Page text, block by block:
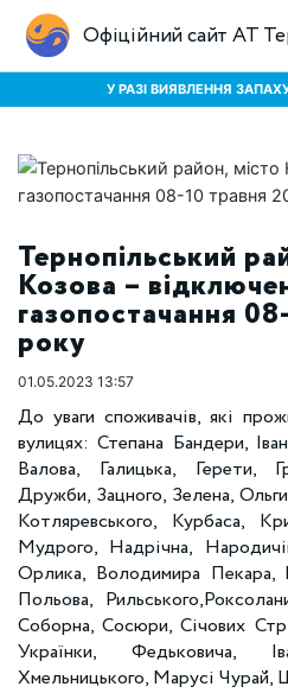
Офіційний сайт АТ
У РАЗІ ВИЯВЛЕННЯ
Тернопільський
Козова –
газопостачання
року
01.05.2023 13:57
До уваги споживачів, які
вулицях: Степана Бандери,
Валова, Галицька, Герети,
Дружби, Зацного, Зелена,
Котляревського, Курбаса,
Мудрого, Надрічна,
Орлика, Володимира Пекара,
Польова,
Соборна, Сосюри, Січових
Українки, Федьковича,
Хмельницького, Марусі Чурай,